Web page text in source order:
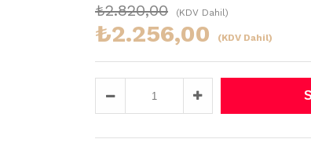
₺2.820,00 (KDV Dahil)
₺2.256,00 (KDV Dahil)